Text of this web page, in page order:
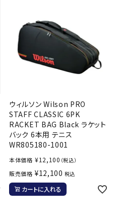
ウィルソン Wilson PRO
STAFF CLASSIC 6PK
RACKET BAG Black ラケット
バック 6本用 テニス
WR805180-1001
本体価格 ¥12,100 （税込）
販売価格 ¥12,100 税込
カートに入れる